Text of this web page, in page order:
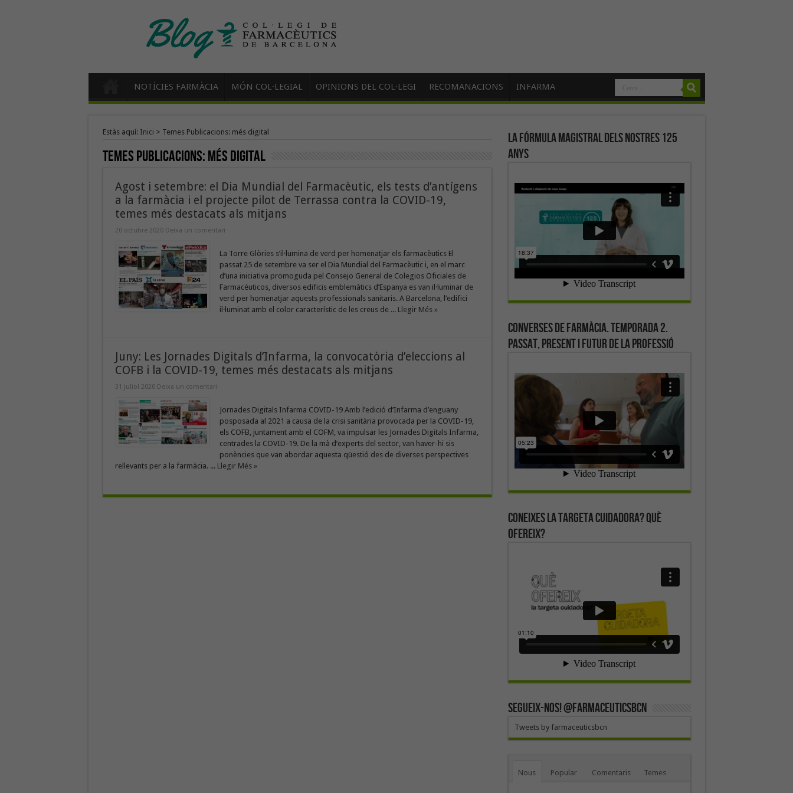
NOTÍCIES FARMÀCIA MÓN COL·LEGIAL OPINIONS DEL COL·LEGI RECOMANACIONS INFARMA
Estàs aquí: Inici > Temes Publicacions: més digital
Temes Publicacions:més digital
Agost i setembre: el Dia Mundial del Farmacèutic, els tests d’antígens
a la farmàcia i el projecte pilot de Terrassa contra la COVID-19,
temes més destacats als mitjans
20 octubre 2020 Deixa un comentari
La Torre Glòries s’il·lumina de verd per homenatjar els farmacèutics El
passat 25 de setembre va ser el Dia Mundial del Farmacèutic i, en el marc
d’una iniciativa promoguda pel Consejo General de Colegios Oficiales de
Farmacéuticos, diversos edificis emblemàtics d’Espanya es van il·luminar de
verd per homenatjar aquests professionals sanitaris. A Barcelona, l’edifici
il·luminat amb el color característic de les creus de ... Llegir Més »
Juny: Les Jornades Digitals d’Infarma, la convocatòria d’eleccions al
COFB i la COVID-19, temes més destacats als mitjans
31 juliol 2020 Deixa un comentari
Jornades Digitals Infarma COVID-19 Amb l’edició d’Infarma d’enguany
posposada al 2021 a causa de la crisi sanitària provocada per la COVID-19,
els COFB, juntament amb el COFM, va impulsar les Jornades Digitals Infarma,
centrades la COVID-19. De la mà d’experts del sector, van haver-hi sis
ponències que van abordar aquesta qüestió des de diverses perspectives
rellevants per a la farmàcia. ... Llegir Més »
La fórmula magistral dels nostres 125
anys
Converses de farmàcia. Temporada 2.
Passat, present i futur de la professió
Coneixes la targeta cuidadora? Què
ofereix?
SEGUEIX-NOS! @farmaceuticsbcn
Tweets by farmaceuticsbcn
Nous Popular Comentaris Temes